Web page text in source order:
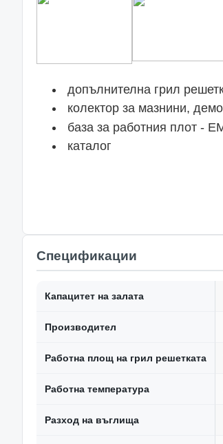
допълнителна грил
колектор за мазнини,
база за работния
каталог
Спецификации
Капацитет на залата
Производител
Работна площ на грил решетката
Работна температура
Разход на въглища